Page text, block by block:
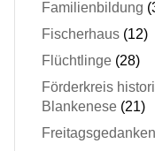
Familienbildung
Fischerhaus (12)
Flüchtlinge (28)
Förderkreis
Blankenese (21)
Freitagsgedanken